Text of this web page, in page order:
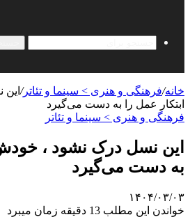
خانه/فرهنگی و هنری > سینما و تئاتر/
ابتکار عمل را به دست می‌گیرد
فرهنگی و هنری > سینما و تئاتر
این نسل درک نشود ، خودش
به دست می‌گیرد
۱۴۰۴/۰۳/۰۳
خواندن این مطلب 13 دقیقه زمان میبرد